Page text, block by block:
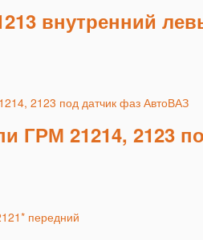
внутренний
ГРМ 21214, 2123